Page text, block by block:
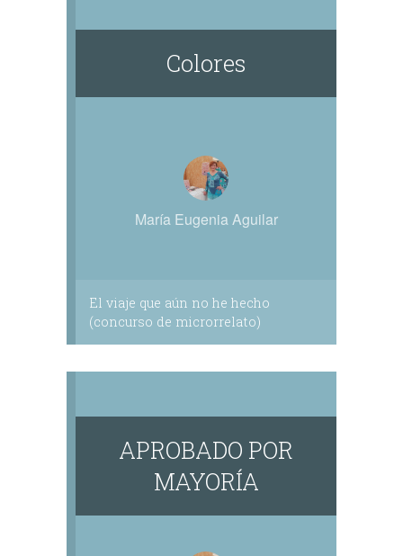
Colores
María Eugenia Aguilar
El viaje que aún no he hecho
(concurso de microrrelato)
APROBADO POR
MAYORÍA